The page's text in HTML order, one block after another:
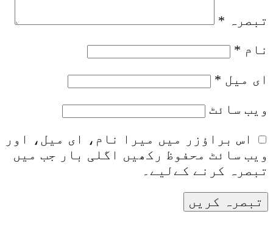
تبصرہ *
نام *
ای میل *
ویب‌ سائٹ
اس براؤزر میں میرا نام، ای میل، اور
ویب سائٹ محفوظ رکھیں اگلی بار جب میں
تبصرہ کرنے کےلیے۔